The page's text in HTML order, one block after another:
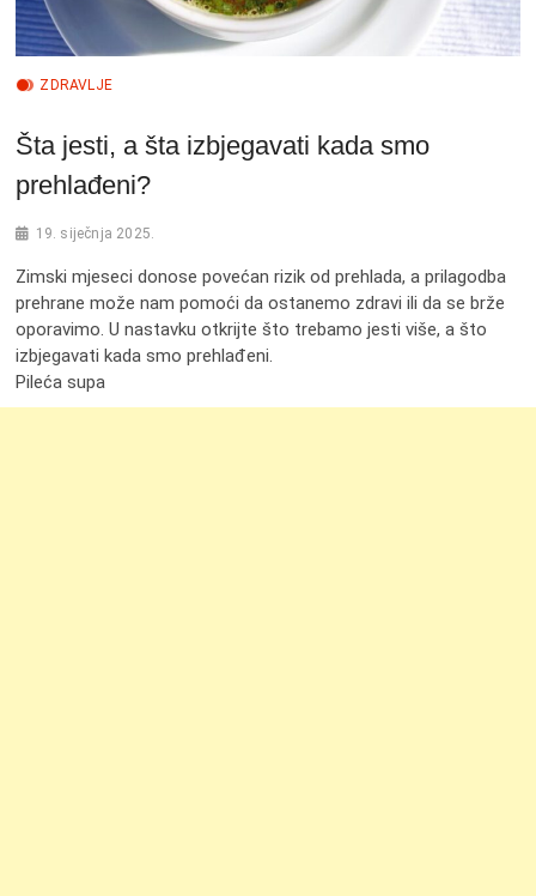
ZDRAVLJE
Šta jesti, a šta izbjegavati kada smo
prehlađeni?
19. siječnja 2025.
Zimski mjeseci donose povećan rizik od prehlada, a prilagodba
prehrane može nam pomoći da ostanemo zdravi ili da se brže
oporavimo. U nastavku otkrijte što trebamo jesti više, a što
izbjegavati kada smo prehlađeni.
Pileća supa